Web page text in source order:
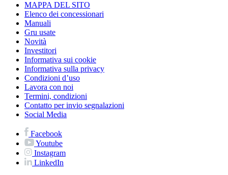
MAPPA DEL SITO
Elenco dei concessionari
Manuali
Gru usate
Novità
Investitori
Informativa sui cookie
Informativa sulla privacy
Condizioni d’uso
Lavora con noi
Termini, condizioni
Contatto per invio segnalazioni
Social Media
Facebook
Youtube
Instagram
LinkedIn